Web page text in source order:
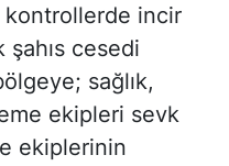
kontrollerde incir
şahıs cesedi
sağlık,
ekipleri sevk
ekiplerinin